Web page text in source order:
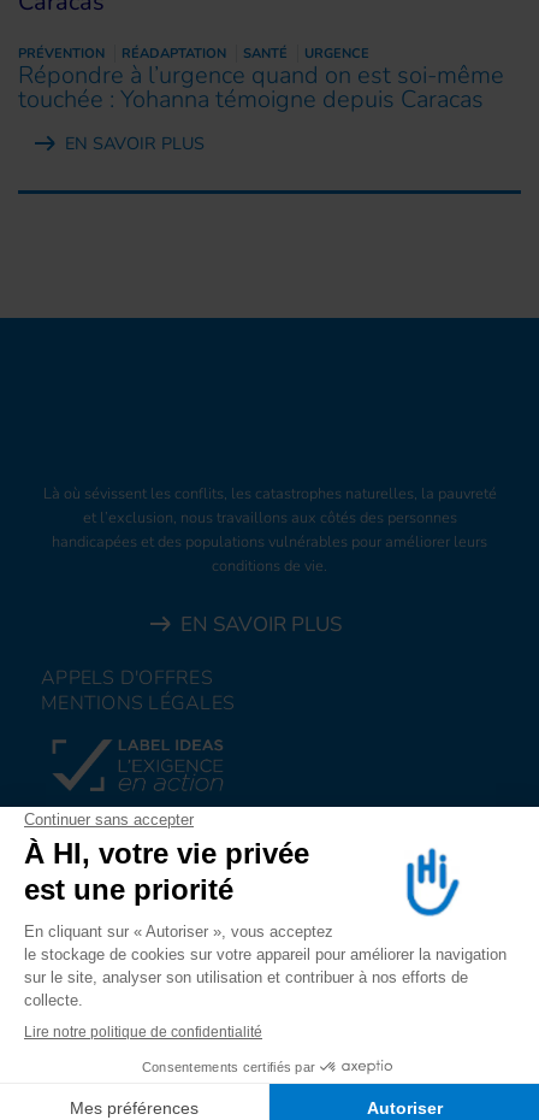
PRÉVENTION RÉADAPTATION SANTÉ URGENCE
Répondre à l’urgence quand on est soi-même
touchée : Yohanna témoigne depuis Caracas
EN SAVOIR PLUS
Là où sévissent les conflits, les catastrophes naturelles, la pauvreté
et l’exclusion, nous travaillons aux côtés des personnes
handicapées et des populations vulnérables pour améliorer leurs
conditions de vie.
EN SAVOIR PLUS
APPELS D'OFFRES
MENTIONS LÉGALES
FAIRE UN DON
NOUS REJOINDRE
NOUS ALERTER
SUIVEZ-NOUS SUR
LES RESEAUX SOCIAUX